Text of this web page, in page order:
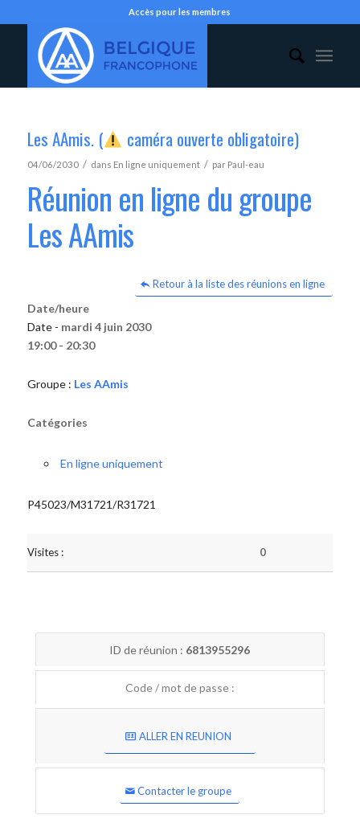
Accès pour les membres
Les AAmis. ( caméra ouverte obligatoire)
04/06/2030 / dans En ligne uniquement / par Paul-eau
Réunion en ligne du groupe
Les AAmis
Retour à la liste des réunions en ligne
Date/heure
Date - mardi 4 juin 2030
19:00 - 20:30
Groupe : Les AAmis
Catégories
En ligne uniquement
P45023/M31721/R31721
Visites : 0
ID de réunion : 6813955296
Code / mot de passe :
ALLER EN REUNION
Contacter le groupe